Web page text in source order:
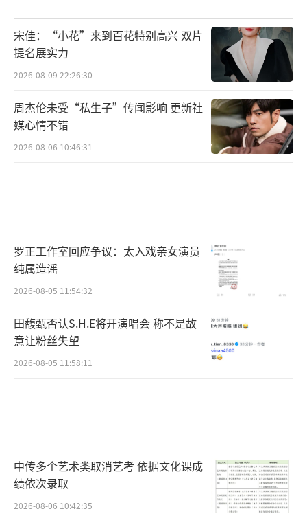
宋佳：“小花”来到百花特别高兴 双片
提名展实力
2026-08-09 22:26:30
周杰伦未受“私生子”传闻影响 更新社
媒心情不错
2026-08-06 10:46:31
罗正工作室回应争议：太入戏亲女演员
纯属造谣
2026-08-05 11:54:32
田馥甄否认S.H.E将开演唱会 称不是故
意让粉丝失望
2026-08-05 11:58:11
中传多个艺术类取消艺考 依据文化课成
绩依次录取
2026-08-06 10:42:35